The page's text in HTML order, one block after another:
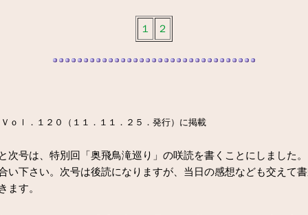
１ ２
Ｖｏｌ．１２０（１１．１１．２５．発行）に掲載
号は、特別回「奥飛鳥滝巡り」の咲読を書くことにしました
い下さい。次号は後読になりますが、当日の感想なども交えて
ます。